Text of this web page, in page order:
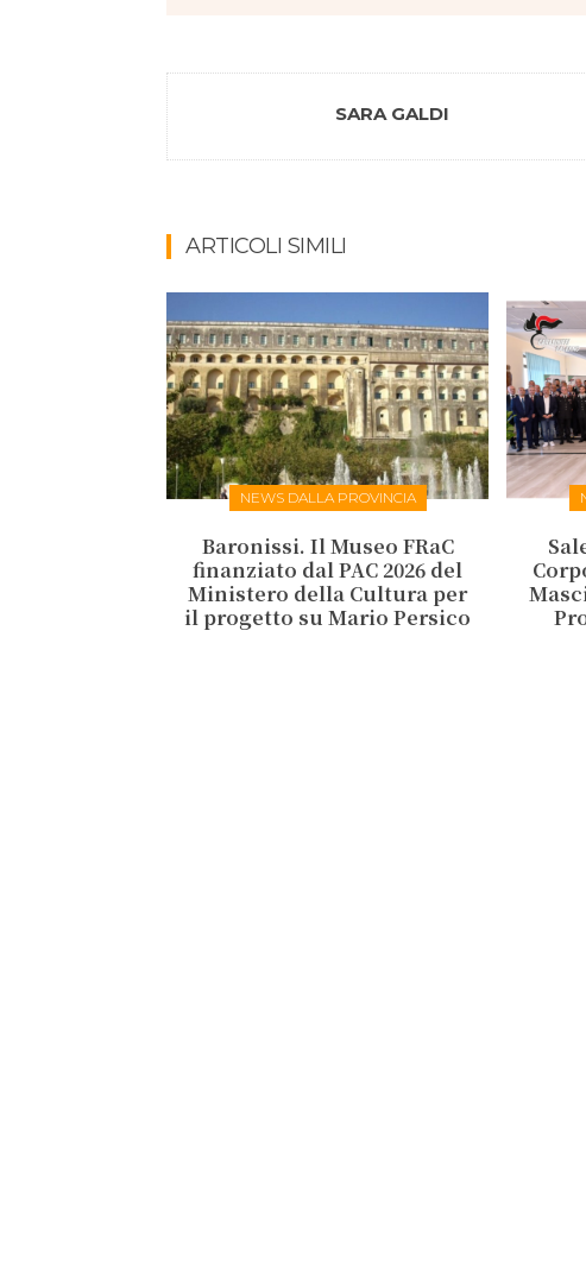
SARA GALDI
ARTICOLI SIMILI
NEWS DALLA PROVINCIA
Baronissi. Il Museo FRaC
finanziato dal PAC 2026 del
Ministero della Cultura per
il progetto su Mario Persico